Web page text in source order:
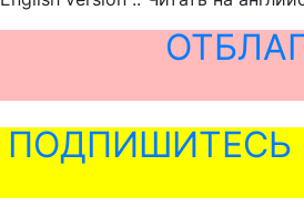
ПОДПИШИТЕСЬ